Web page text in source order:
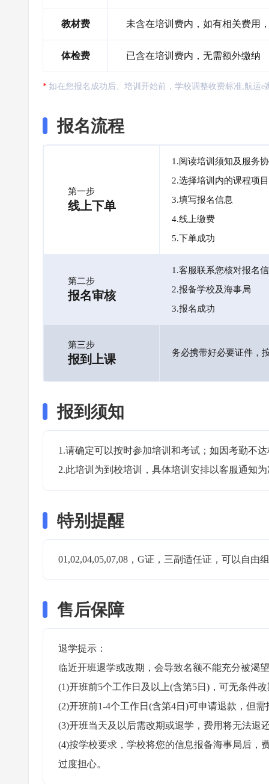
教材费 未含在培训费内，如有相关费用
体检费 已含在培训费内，无需额外缴纳
如在您报名成功后、培训开始前，学校调整收费标准,航运
报名流程
第一步
线上下单
1.阅读培训须知及服务
2.选择培训内的课程项目
3.填写报名信息
4.线上缴费
5.下单成功
第二步
报名审核
1.客服联系您核对报名
2.报备学校及海事局
3.报名成功
第三步
报到上课 务必携带好必要证件，
报到须知
1.请确定可以按时参加培训和考试；如因考勤不
2.此培训为到校培训，具体培训安排以客服通知
特别提醒
01,02,04,05,07,08，G证，三副适任证，可以自
售后保障
退学提示：
临近开班退学或改期，会导致名额不能充分被渴
(1)开班前5个工作日及以上(含第5日)，可无条件
(2)开班前1-4个工作日(含第4日)可申请退款，但
(3)开班当天及以后需改期或退学，费用将无法退
(4)按学校要求，学校将您的信息报备海事局后，
过度担心。